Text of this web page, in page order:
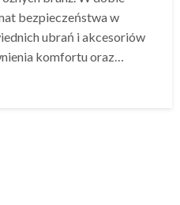
bezpieczeństwa w
ubrań i akcesoriów
komfortu oraz…